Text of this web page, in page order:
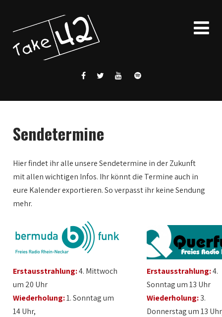
Sendetermine
Hier findet ihr alle unsere Sendetermine in der Zukunft
mit allen wichtigen Infos. Ihr könnt die Termine auch in
eure Kalender exportieren. So verpasst ihr keine Sendung
mehr.
Erstausstrahlung:4. Mittwoch
um 20 Uhr
Wiederholung:1. Sonntag um
14 Uhr,
Erstausstrahlung:4.
Sonntag um 13 Uhr
Wiederholung:3.
Donnerstag um 13
1:00
2:00
3:00